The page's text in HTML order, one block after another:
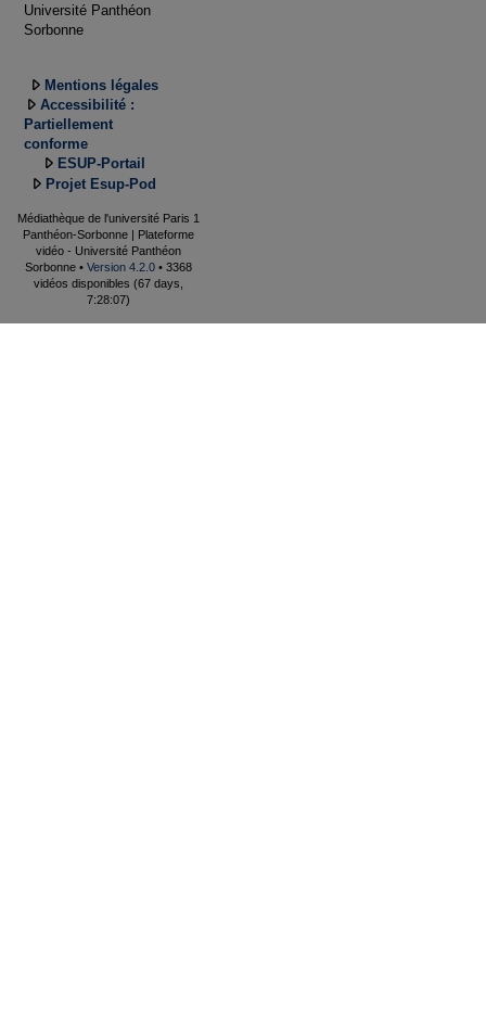
Université Panthéon
Sorbonne
Mentions légales
Accessibilité :
Partiellement
conforme
ESUP-Portail
Projet Esup-Pod
Médiathèque de l'université Paris 1
Panthéon-Sorbonne | Plateforme
vidéo - Université Panthéon
Sorbonne • Version 4.2.0 • 3368
vidéos disponibles (67 days,
7:28:07)